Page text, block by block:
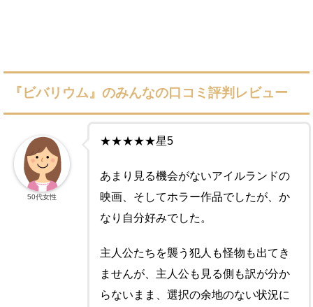
『ビバリウム』のみんなの口コミ評判レビュー
★★★★★星5
あまり見る機会がないアイルランドの
映画、そしてホラー作品でしたが、か
なり自分好みでした。
主人公たちを襲う犯人も怪物も出てき
ませんが、主人公も見る側も訳が分か
らないまま、選択の余地のない状況に
50代女性